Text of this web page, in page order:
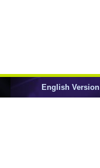
English Version